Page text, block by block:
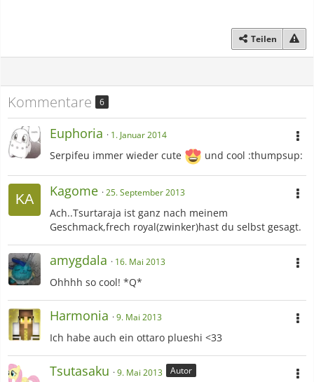
Teilen
Kommentare 6
Euphoria 1. Januar 2014
Serpifeu immer wieder cute und cool :thumpsup:
Kagome 25. September 2013
Ach..Tsurtaraja ist ganz nach meinem
Geschmack,frech royal(zwinker)hast du selbst gesagt.
amygdala 16. Mai 2013
Ohhhh so cool! *Q*
Harmonia 9. Mai 2013
Ich habe auch ein ottaro plueshi <33
Tsutasaku 9. Mai 2013 Autor